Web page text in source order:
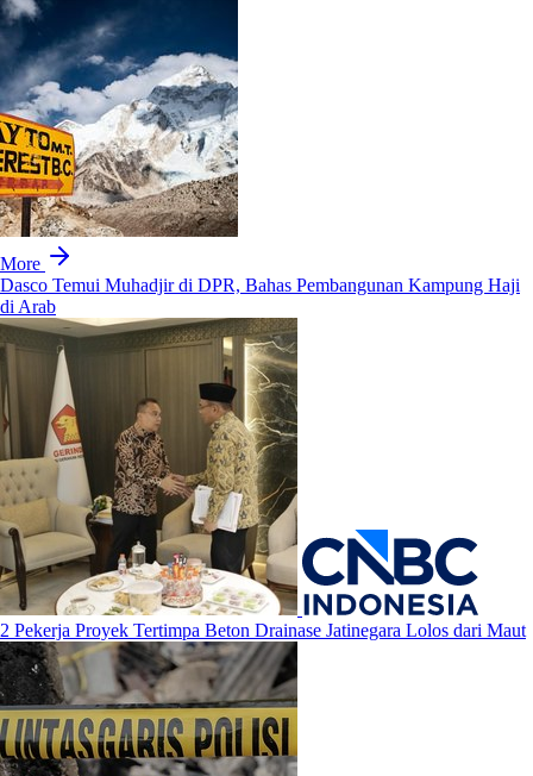
More
Dasco Temui Muhadjir di DPR, Bahas Pembangunan Kampung Haji
di Arab
2 Pekerja Proyek Tertimpa Beton Drainase Jatinegara Lolos dari Maut